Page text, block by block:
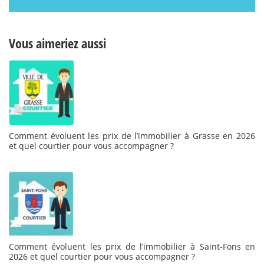
Vous aimeriez aussi
Comment évoluent les prix de l’immobilier à Grasse en 2026
et quel courtier pour vous accompagner ?
Comment évoluent les prix de l’immobilier à Saint-Fons en
2026 et quel courtier pour vous accompagner ?